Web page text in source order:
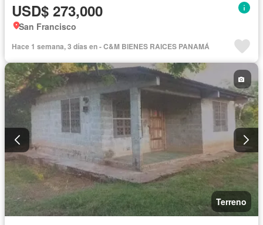
USD$ 273,000
San Francisco
Hace 1 semana, 3 días en - C&M BIENES RAICES PANAMÁ
Terreno